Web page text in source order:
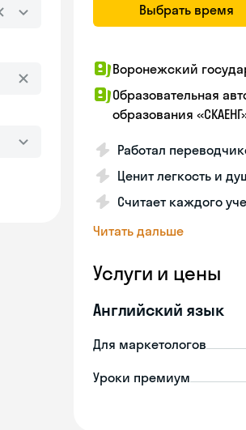
Выбрать время
Воронежский
Образовательная
образования
Работал
Ценит легкость и
Считает каждого
Читать дальше
Услуги и цены
Английский язык
Для маркетологов
Уроки премиум